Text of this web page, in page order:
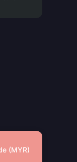
(MYR)